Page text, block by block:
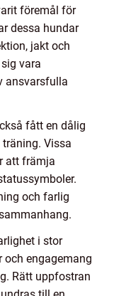
föremål för
dessa hundar
jakt och
vara
ansvarsfulla
fått en dålig
Vissa
att främja
och farlig
i stor
och engagemang
Rätt uppfostran